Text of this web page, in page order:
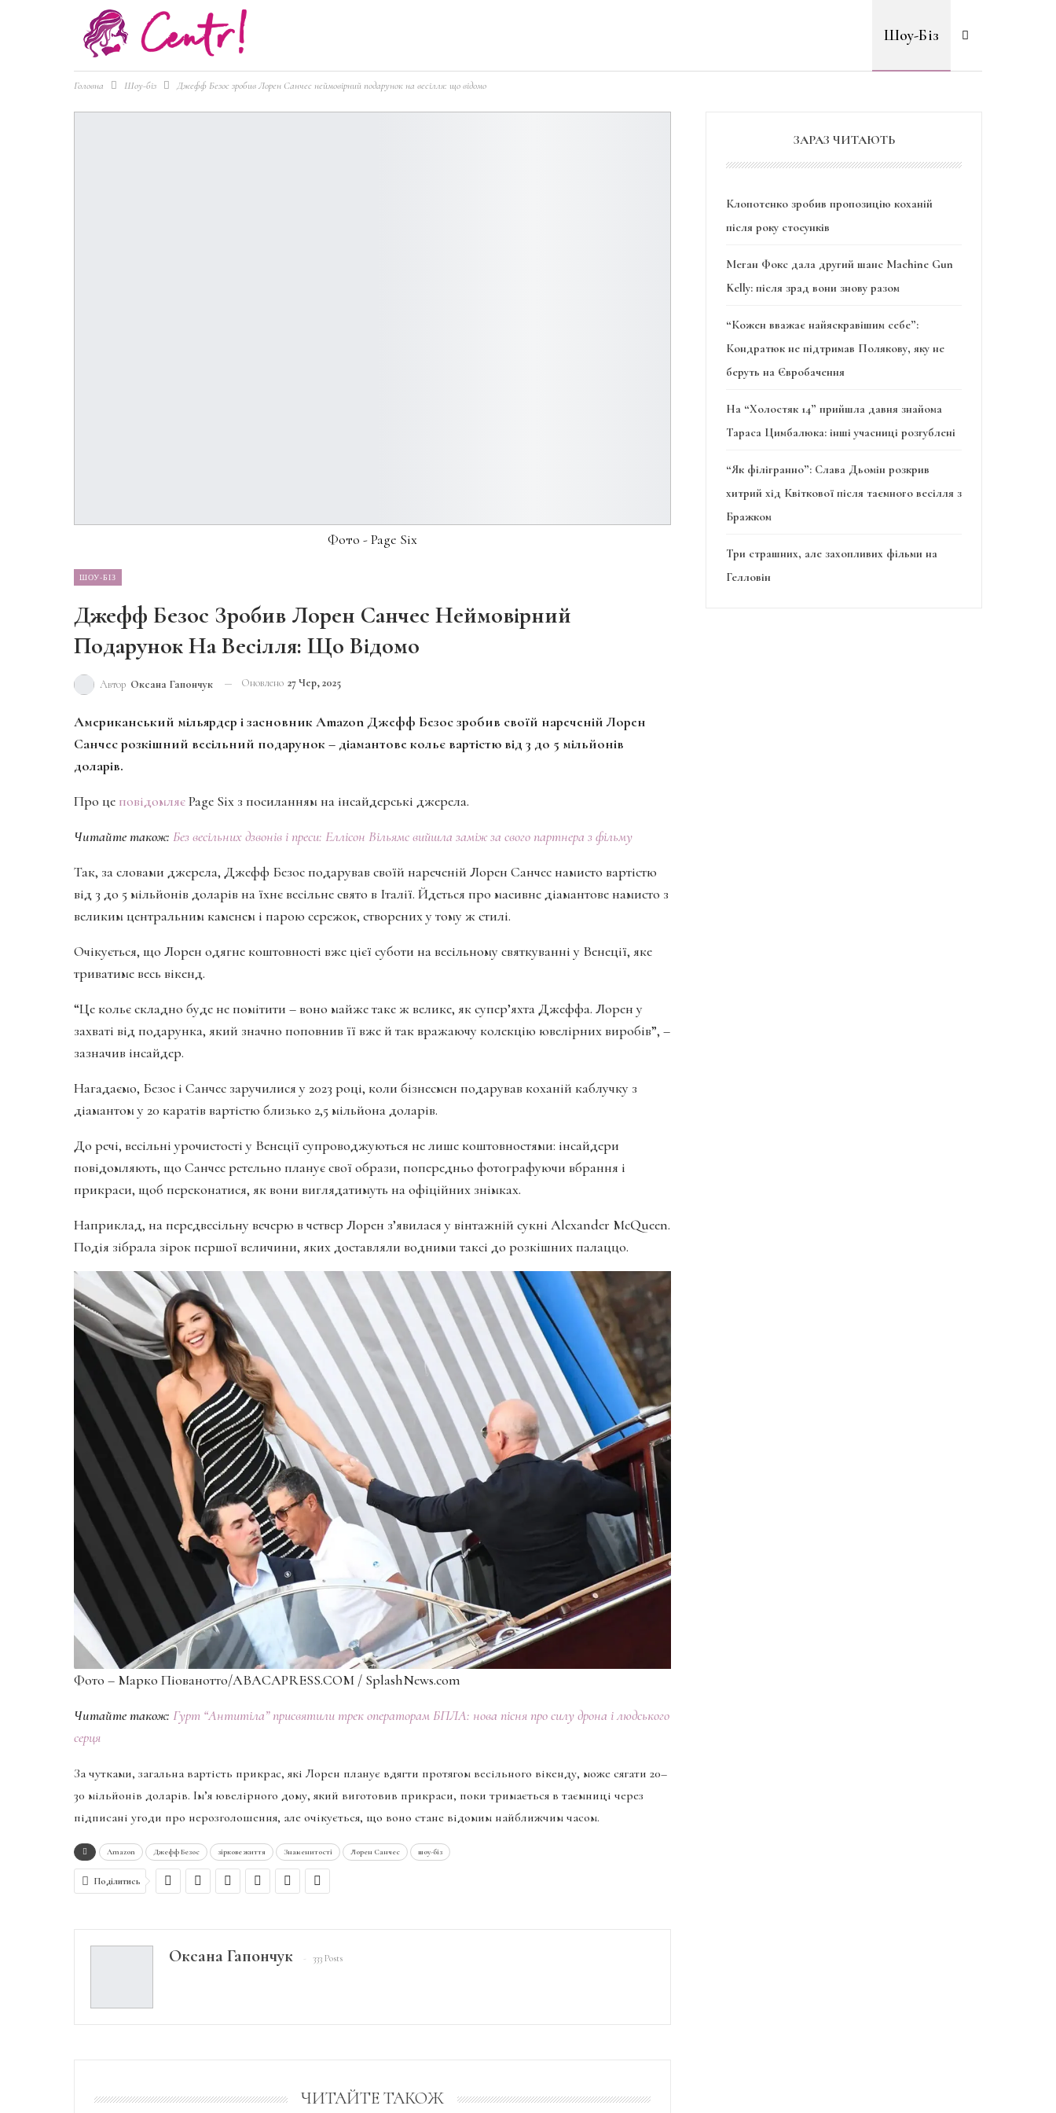
Шоу-Біз
Головна Шоу-біз Джефф Безос зробив Лорен Санчес неймовірний подарунок на весілля: що відомо
Фото - Page Six
ШОУ-БІЗ
Джефф Безос Зробив Лорен Санчес Неймовірний
Подарунок На Весілля: Що Відомо
Автор Оксана Гапончук Оновлено 27 Чер, 2025
Американський мільярдер і засновник Amazon Джефф Безос зробив своїй нареченій Лорен
Санчес розкішний весільний подарунок – діамантове кольє вартістю від 3 до 5 мільйонів
доларів.
Про це повідомляєPage Six з посиланням на інсайдерські джерела.
Читайте також: Без весільних дзвонів і преси: Еллісон Вільямс вийшла заміж за свого партнера з фільму
Так, за словами джерела, Джефф Безос подарував своїй нареченій Лорен Санчес намисто вартістю
від 3 до 5 мільйонів доларів на їхнє весільне свято в Італії. Йдеться про масивне діамантове намисто з
великим центральним каменем і парою сережок, створених у тому ж стилі.
Очікується, що Лорен одягне коштовності вже цієї суботи на весільному святкуванні у Венеції, яке
триватиме весь вікенд.
“Це кольє складно буде не помітити – воно майже таке ж велике, як супер’яхта Джеффа. Лорен у
захваті від подарунка, який значно поповнив її вже й так вражаючу колекцію ювелірних виробів”, –
зазначив інсайдер.
Нагадаємо, Безос і Санчес заручилися у 2023 році, коли бізнесмен подарував коханій каблучку з
діамантом у 20 каратів вартістю близько 2,5 мільйона доларів.
До речі, весільні урочистості у Венеції супроводжуються не лише коштовностями: інсайдери
повідомляють, що Санчес ретельно планує свої образи, попередньо фотографуючи вбрання і
прикраси, щоб переконатися, як вони виглядатимуть на офіційних знімках.
Наприклад, на передвесільну вечерю в четвер Лорен з’явилася у вінтажній сукні Alexander McQueen.
Подія зібрала зірок першої величини, яких доставляли водними таксі до розкішних палаццо.
Фото – Марко Піованотто/ABACAPRESS.COM / SplashNews.com
Читайте також: Гурт “Антитіла” присвятили трек операторам БПЛА: нова пісня про силу дрона і людського
серця
За чутками, загальна вартість прикрас, які Лорен планує вдягти протягом весільного вікенду, може сягати 20–
30 мільйонів доларів. Ім’я ювелірного дому, який виготовив прикраси, поки тримається в таємниці через
підписані угоди про нерозголошення, але очікується, що воно стане відомим найближчим часом.
Amazon Джефф Безос зіркове життя Знаменитості Лорен Санчес шоу-біз
Поділитись
Оксана Гапончук 333 Posts
ЧИТАЙТЕ ТАКОЖ
ЗАРАЗ ЧИТАЮТЬ
Клопотенко зробив пропозицію коханій
після року стосунків
Меган Фокс дала другий шанс Machine Gun
Kelly: після зрад вони знову разом
“Кожен вважає найяскравішим себе”:
Кондратюк не підтримав Полякову, яку не
беруть на Євробачення
На “Холостяк 14” прийшла давня знайома
Тараса Цимбалюка: інші учасниці розгублені
“Як філігранно”: Слава Дьомін розкрив
хитрий хід Квіткової після таємного весілля з
Бражком
Три страшних, але захопливих фільми на
Гелловін